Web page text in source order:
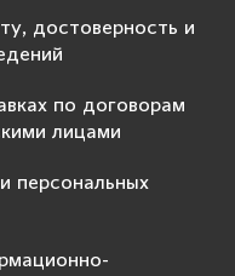
достоверность и
по договорам
лицами
персональных